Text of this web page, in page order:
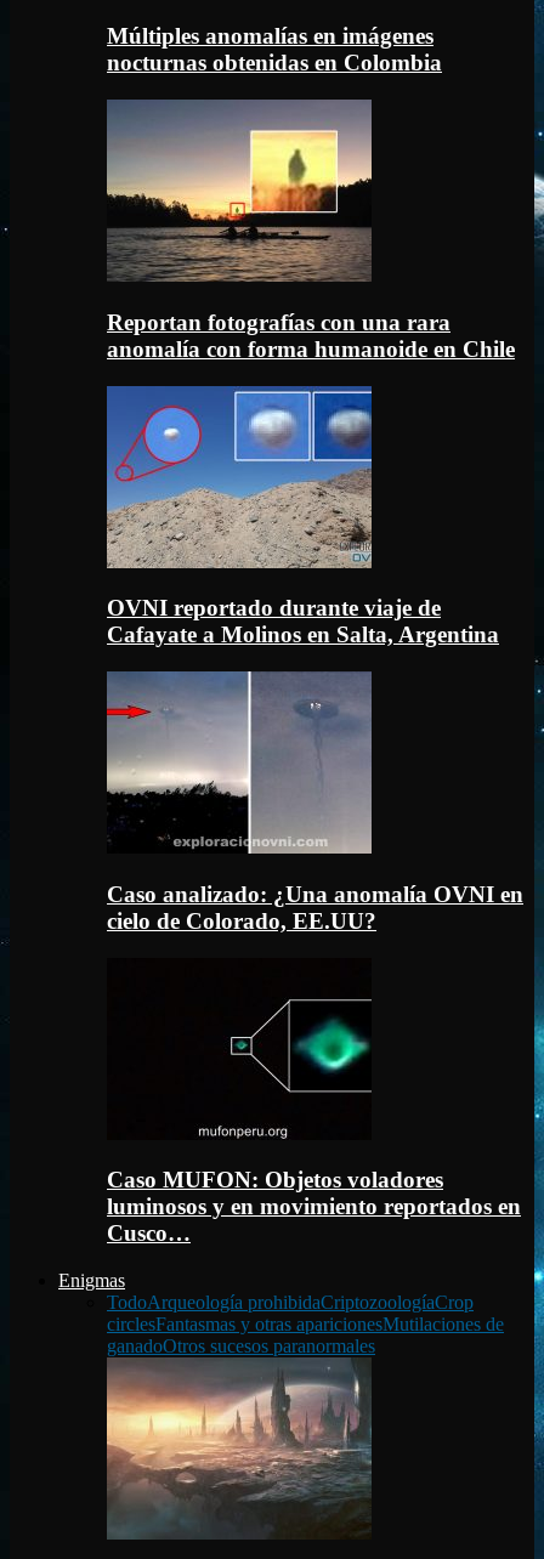
Múltiples anomalías en imágenes
nocturnas obtenidas en Colombia
Reportan fotografías con una rara
anomalía con forma humanoide en Chile
OVNI reportado durante viaje de
Cafayate a Molinos en Salta, Argentina
Caso analizado: ¿Una anomalía OVNI en
cielo de Colorado, EE.UU?
Caso MUFON: Objetos voladores
luminosos y en movimiento reportados en
Cusco…
Enigmas
TodoArqueología prohibidaCriptozoologíaCrop
circlesFantasmas y otras aparicionesMutilaciones de
ganadoOtros sucesos paranormales